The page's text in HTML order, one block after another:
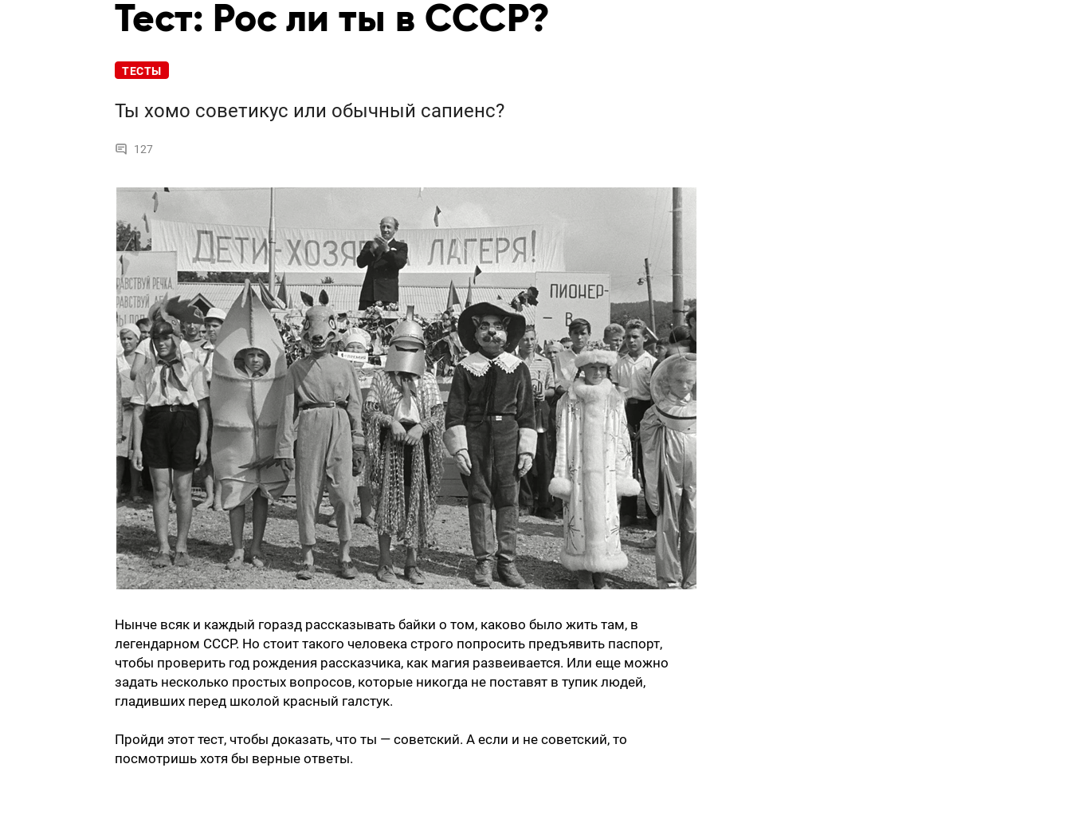
Тест: Рос ли ты в СССР?
ТЕСТЫ
Ты хомо советикус или обычный сапиенс?
127
Нынче всяк и каждый горазд рассказывать байки о том, каково было жить там, в
легендарном СССР. Но стоит такого человека строго попросить предъявить паспорт,
чтобы проверить год рождения рассказчика, как магия развеивается. Или еще можно
задать несколько простых вопросов, которые никогда не поставят в тупик людей,
гладивших перед школой красный галстук.
Пройди этот тест, чтобы доказать, что ты — советский. А если и не советский, то
посмотришь хотя бы верные ответы.